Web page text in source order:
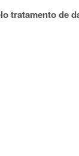
tratamento de